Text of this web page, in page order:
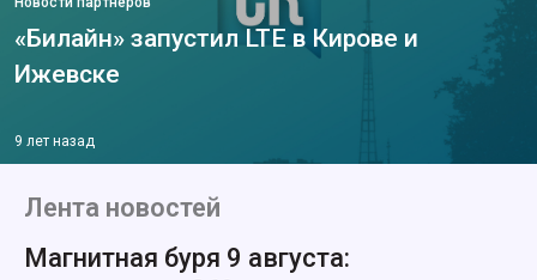
«Билайн» запустил LTE в Кирове и
Ижевске
9 лет назад
Лента новостей
Магнитная буря 9 августа: